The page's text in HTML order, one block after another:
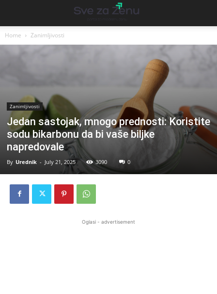
Home Zanimljivosti
Zanimljivosti
Jedan sastojak, mnogo prednosti: Koristite
sodu bikarbonu da bi vaše biljke
napredovale
By Urednik - July 21, 2025 3090 0
Oglasi - advertisement